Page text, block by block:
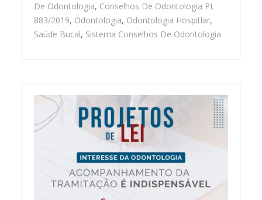
De Odontologia, Conselhos De Odontologia PL
883/2019, Odontologia, Odontologia Hospitlar,
Saúde Bucal, Sistema Conselhos De Odontologia